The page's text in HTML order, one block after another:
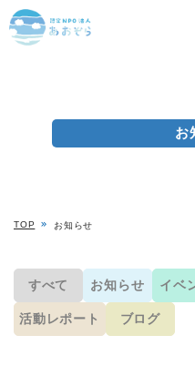
お
TOP お知らせ
すべて お知らせ イベ
活動レポート ブログ